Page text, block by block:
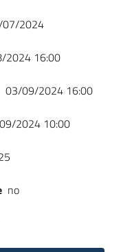
07/2024
2024 16:00
03/09/2024 16:00
2024 10:00
no